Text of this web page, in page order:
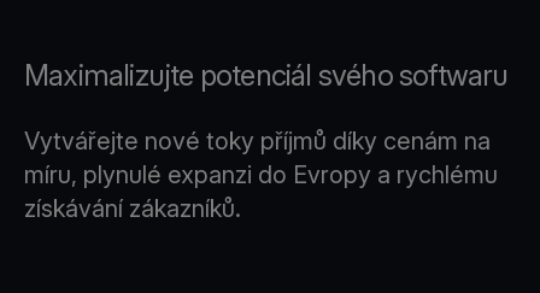
Maximalizujte potenciál svého softwaru
Vytvářejte nové toky příjmů díky cenám na
míru, plynulé expanzi do Evropy a rychlému
získávání zákazníků.